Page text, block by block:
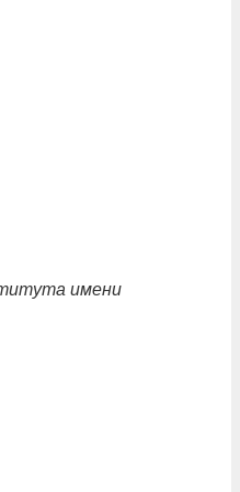
имени